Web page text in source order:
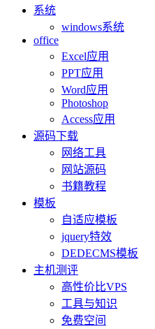
系统
windows系统
office
Excel应用
PPT应用
Word应用
Photoshop
Access应用
源码下载
网络工具
网站源码
书籍教程
模板
自适应模板
jquery特效
DEDECMS模板
主机测评
高性价比VPS
工具与知识
免费空间